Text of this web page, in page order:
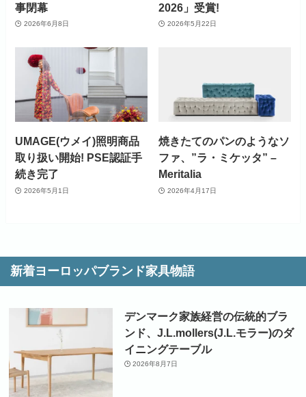
事閉幕
2026年6月8日
2026」受賞!
2026年5月22日
UMAGE(ウメイ)照明商品
取り扱い開始! PSE認証手
続き完了
2026年5月1日
焼きたてのパンのようなソ
ファ、”ラ・ミケッタ” –
Meritalia
2026年4月17日
新着ヨーロッパブランド家具物語
デンマーク家族経営の伝統的ブラ
ンド、J.L.mollers(J.L.モラー)のダ
イニングテーブル
2026年8月7日